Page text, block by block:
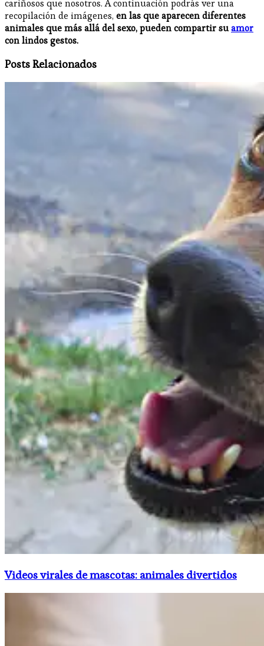
cariñosos que nosotros. A continuación podrás ver una
recopilación de imágenes, en las que aparecen diferentes
animales que más allá del sexo, pueden compartir suamor
con lindos gestos.
Posts Relacionados
Videos virales de mascotas: animales divertidos